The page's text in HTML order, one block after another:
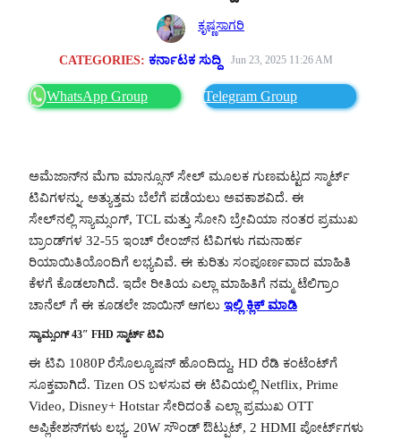
ಕೃಷ್ಣಸಾಗರಿ
CATEGORIES: ಕರ್ನಾಟಕ ಸುದ್ದಿ Jun 23, 2025 11:26 AM
WhatsApp Group Telegram Group
ಅಮೆಜಾನ್‌ನ ಮೆಗಾ ಮಾನ್ಸೂನ್ ಸೇಲ್ ಮೂಲಕ ಗುಣಮಟ್ಟದ ಸ್ಮಾರ್ಟ್
ಟಿವಿಗಳನ್ನು. ಅತ್ಯುತ್ತಮ ಬೆಲೆಗೆ ಪಡೆಯಲು ಅವಕಾಶವಿದೆ. ಈ
ಸೇಲ್‌ನಲ್ಲಿ ಸ್ಯಾಮ್ಸಂಗ್, TCL ಮತ್ತು ಸೋನಿ ಬ್ರೇವಿಯಾ ನಂತರ ಪ್ರಮುಖ
ಬ್ರಾಂಡ್‌ಗಳ 32-55 ಇಂಚ್ ರೇಂಜ್‌ನ ಟಿವಿಗಳು ಗಮನಾರ್ಹ
ರಿಯಾಯಿತಿಯೊಂದಿಗೆ ಲಭ್ಯವಿವೆ. ಈ ಕುರಿತು ಸಂಪೂರ್ಣವಾದ ಮಾಹಿತಿ
ಕೆಳಗೆ ಕೊಡಲಾಗಿದೆ. ಇದೇ ರೀತಿಯ ಎಲ್ಲಾ ಮಾಹಿತಿಗೆ ನಮ್ಮ ಟೆಲಿಗ್ರಾಂ
ಚಾನೆಲ್ ಗೆ ಈ ಕೂಡಲೇ ಜಾಯಿನ್ ಆಗಲು ಇಲ್ಲಿ ಕ್ಲಿಕ್ ಮಾಡಿ
ಸ್ಯಾಮ್ಸಂಗ್ 43″ FHD ಸ್ಮಾರ್ಟ್ ಟಿವಿ
ಈ ಟಿವಿ 1080P ರೆಸೊಲ್ಯೂಷನ್ ಹೊಂದಿದ್ದು, HD ರೆಡಿ ಕಂಟೆಂಟ್‌ಗೆ
ಸೂಕ್ತವಾಗಿದೆ. Tizen OS ಬಳಸುವ ಈ ಟಿವಿಯಲ್ಲಿ Netflix, Prime
Video, Disney+ Hotstar ಸೇರಿದಂತೆ ಎಲ್ಲಾ ಪ್ರಮುಖ OTT
ಅಪ್ಲಿಕೇಶನ್‌ಗಳು ಲಭ್ಯ. 20W ಸೌಂಡ್ ಔಟ್ಪುಟ್, 2 HDMI ಪೋರ್ಟ್‌ಗಳು